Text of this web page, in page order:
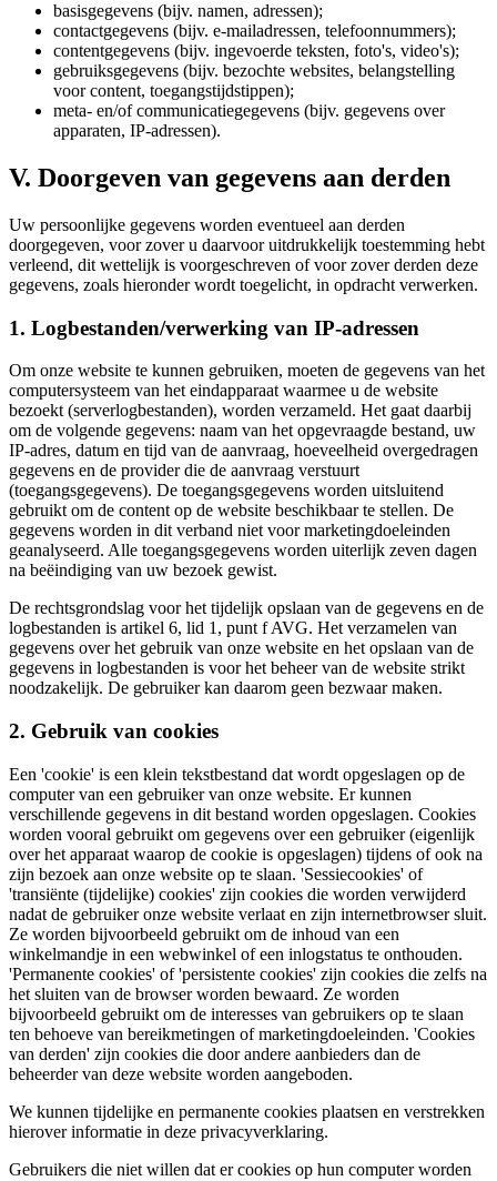
basisgegevens (bijv. namen, adressen);
contactgegevens (bijv. e-mailadressen, telefoonnummers);
contentgegevens (bijv. ingevoerde teksten, foto's, video's);
gebruiksgegevens (bijv. bezochte websites, belangstelling
voor content, toegangstijdstippen);
meta- en/of communicatiegegevens (bijv. gegevens over
apparaten, IP-adressen).
V. Doorgeven van gegevens aan derden
Uw persoonlijke gegevens worden eventueel aan derden
doorgegeven, voor zover u daarvoor uitdrukkelijk toestemming hebt
verleend, dit wettelijk is voorgeschreven of voor zover derden deze
gegevens, zoals hieronder wordt toegelicht, in opdracht verwerken.
1. Logbestanden/verwerking van IP-adressen
Om onze website te kunnen gebruiken, moeten de gegevens van het
computersysteem van het eindapparaat waarmee u de website
bezoekt (serverlogbestanden), worden verzameld. Het gaat daarbij
om de volgende gegevens: naam van het opgevraagde bestand, uw
IP-adres, datum en tijd van de aanvraag, hoeveelheid overgedragen
gegevens en de provider die de aanvraag verstuurt
(toegangsgegevens). De toegangsgegevens worden uitsluitend
gebruikt om de content op de website beschikbaar te stellen. De
gegevens worden in dit verband niet voor marketingdoeleinden
geanalyseerd. Alle toegangsgegevens worden uiterlijk zeven dagen
na beëindiging van uw bezoek gewist.
De rechtsgrondslag voor het tijdelijk opslaan van de gegevens en de
logbestanden is artikel 6, lid 1, punt f AVG. Het verzamelen van
gegevens over het gebruik van onze website en het opslaan van de
gegevens in logbestanden is voor het beheer van de website strikt
noodzakelijk. De gebruiker kan daarom geen bezwaar maken.
2. Gebruik van cookies
Een 'cookie' is een klein tekstbestand dat wordt opgeslagen op de
computer van een gebruiker van onze website. Er kunnen
verschillende gegevens in dit bestand worden opgeslagen. Cookies
worden vooral gebruikt om gegevens over een gebruiker (eigenlijk
over het apparaat waarop de cookie is opgeslagen) tijdens of ook na
zijn bezoek aan onze website op te slaan. 'Sessiecookies' of
'transiënte (tijdelijke) cookies' zijn cookies die worden verwijderd
nadat de gebruiker onze website verlaat en zijn internetbrowser sluit.
Ze worden bijvoorbeeld gebruikt om de inhoud van een
winkelmandje in een webwinkel of een inlogstatus te onthouden.
'Permanente cookies' of 'persistente cookies' zijn cookies die zelfs na
het sluiten van de browser worden bewaard. Ze worden
bijvoorbeeld gebruikt om de interesses van gebruikers op te slaan
ten behoeve van bereikmetingen of marketingdoeleinden. 'Cookies
van derden' zijn cookies die door andere aanbieders dan de
beheerder van deze website worden aangeboden.
We kunnen tijdelijke en permanente cookies plaatsen en verstrekken
hierover informatie in deze privacyverklaring.
Gebruikers die niet willen dat er cookies op hun computer worden